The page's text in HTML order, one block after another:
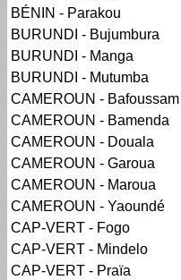
BÉNIN - Parakou
BURUNDI - Bujumbura
BURUNDI - Manga
BURUNDI - Mutumba
CAMEROUN - Bafoussam
CAMEROUN - Bamenda
CAMEROUN - Douala
CAMEROUN - Garoua
CAMEROUN - Maroua
CAMEROUN - Yaoundé
CAP-VERT - Fogo
CAP-VERT - Mindelo
CAP-VERT - Praïa